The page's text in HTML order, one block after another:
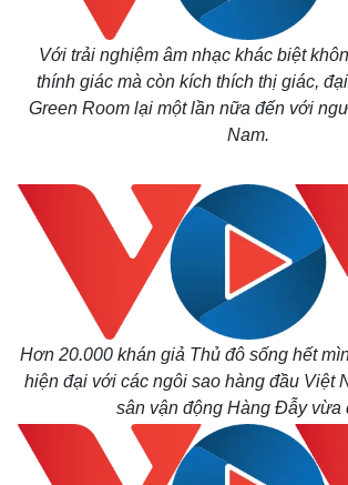
Với trải nghiệm âm nhạc khác biệt
thính giác mà còn kích thích thị giác,
Green Room lại một lần nữa đến với
Nam.
Hơn 20.000 khán giả Thủ đô sống hết
hiện đại với các ngôi sao hàng đầu Việt
sân vận động Hàng Đẫy vừa